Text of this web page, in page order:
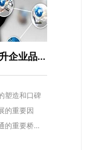
形象和口碑
塑造和口碑
的重要因
的重要桥